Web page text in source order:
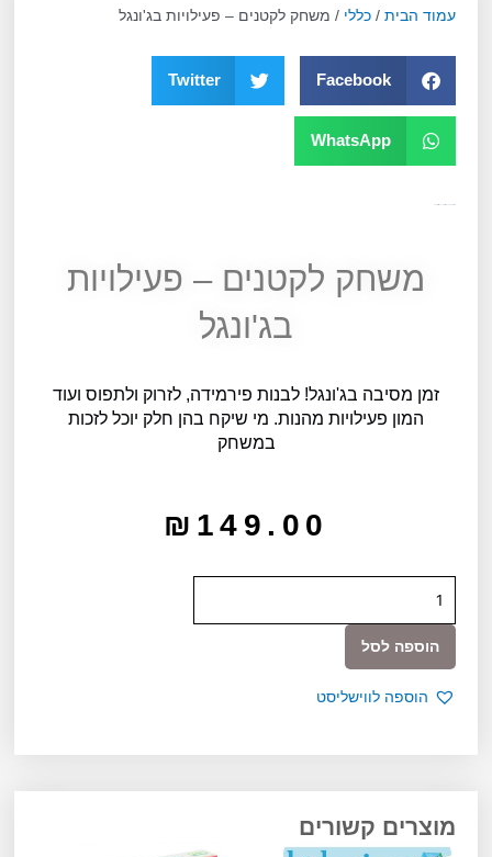
עמוד הבית /כללי / משחק לקטנים – פעילויות בג'ונגל
Facebook
Twitter
WhatsApp
משחק לקטנים – פעילויות
בג'ונגל
זמן מסיבה בג'ונגל! לבנות פירמידה, לזרוק ולתפוס ועוד
המון פעילויות מהנות. מי שיקח בהן חלק יוכל לזכות
במשחק
₪ 149.00
של
פעילויות
הוספה לסל
הוספה לווישליסט
מוצרים קשורים